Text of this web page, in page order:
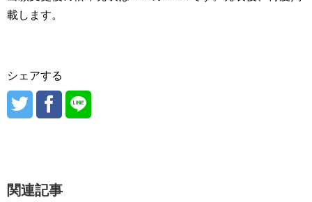
載します。
シェアする
関連記事